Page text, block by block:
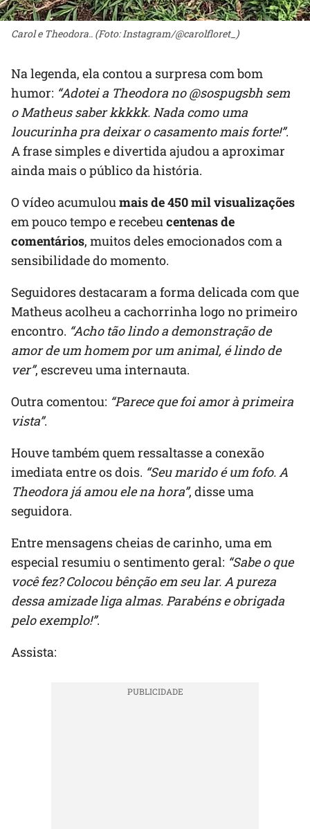
Carol e Theodora.. (Foto: Instagram/@carolfloret_)
Na legenda, ela contou a surpresa com bom
humor: “Adotei a Theodora no @sospugsbh sem
o Matheus saber kkkkk. Nada como uma
loucurinha pra deixar o casamento mais forte!”.
A frase simples e divertida ajudou a aproximar
ainda mais o público da história.
O vídeo acumulou mais de 450 mil visualizações
em pouco tempo e recebeu centenas de
comentários, muitos deles emocionados com a
sensibilidade do momento.
Seguidores destacaram a forma delicada com que
Matheus acolheu a cachorrinha logo no primeiro
encontro. “Acho tão lindo a demonstração de
amor de um homem por um animal, é lindo de
ver”, escreveu uma internauta.
Outra comentou: “Parece que foi amor à primeira
vista”.
Houve também quem ressaltasse a conexão
imediata entre os dois. “Seu marido é um fofo. A
Theodora já amou ele na hora”, disse uma
seguidora.
Entre mensagens cheias de carinho, uma em
especial resumiu o sentimento geral: “Sabe o que
você fez? Colocou bênção em seu lar. A pureza
dessa amizade liga almas. Parabéns e obrigada
pelo exemplo!”.
Assista: